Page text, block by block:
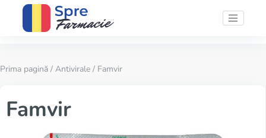
Prima pagină / Antivirale / Famvir
Famvir